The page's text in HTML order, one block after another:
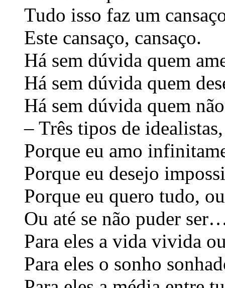
Tudo isso faz um
Este cansaço, cansaço.
Há sem dúvida quem
Há sem dúvida quem
Há sem dúvida quem
– Três tipos de
Porque eu amo
Porque eu desejo
Porque eu quero tudo,
Ou até se não puder
Para eles a vida vivida
Para eles o sonho